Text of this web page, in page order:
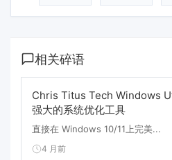
相关碎语
Chris Titus Tech Windows
强大的系统优化工具
直接在 Windows 10/11上完美...
4 月前